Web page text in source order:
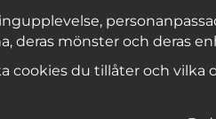
Copyright © 2026,
deras mönster och deras
cookies du tillåter och